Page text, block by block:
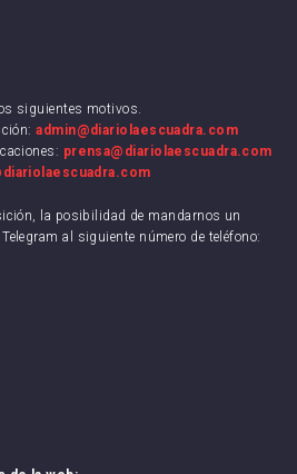
siguientes motivos.
admin@diariolaescuadra.com
prensa@diariolaescuadra.com
la posibilidad de mandarnos un
al siguiente número de teléfono: